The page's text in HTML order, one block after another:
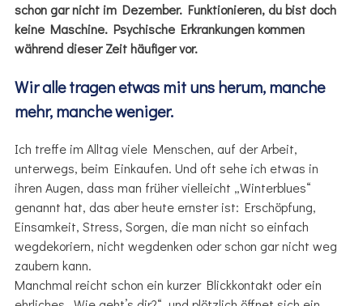
schon gar nicht im Dezember. Funktionieren, du bist doch
keine Maschine. Psychische Erkrankungen kommen
während dieser Zeit häufiger vor.
Wir alle tragen etwas mit uns herum, manche
mehr, manche weniger.
Ich treffe im Alltag viele Menschen, auf der Arbeit,
unterwegs, beim Einkaufen. Und oft sehe ich etwas in
ihren Augen, dass man früher vielleicht „Winterblues“
genannt hat, das aber heute ernster ist: Erschöpfung,
Einsamkeit, Stress, Sorgen, die man nicht so einfach
wegdekoriern, nicht wegdenken oder schon gar nicht weg
zaubern kann.
Manchmal reicht schon ein kurzer Blickkontakt oder ein